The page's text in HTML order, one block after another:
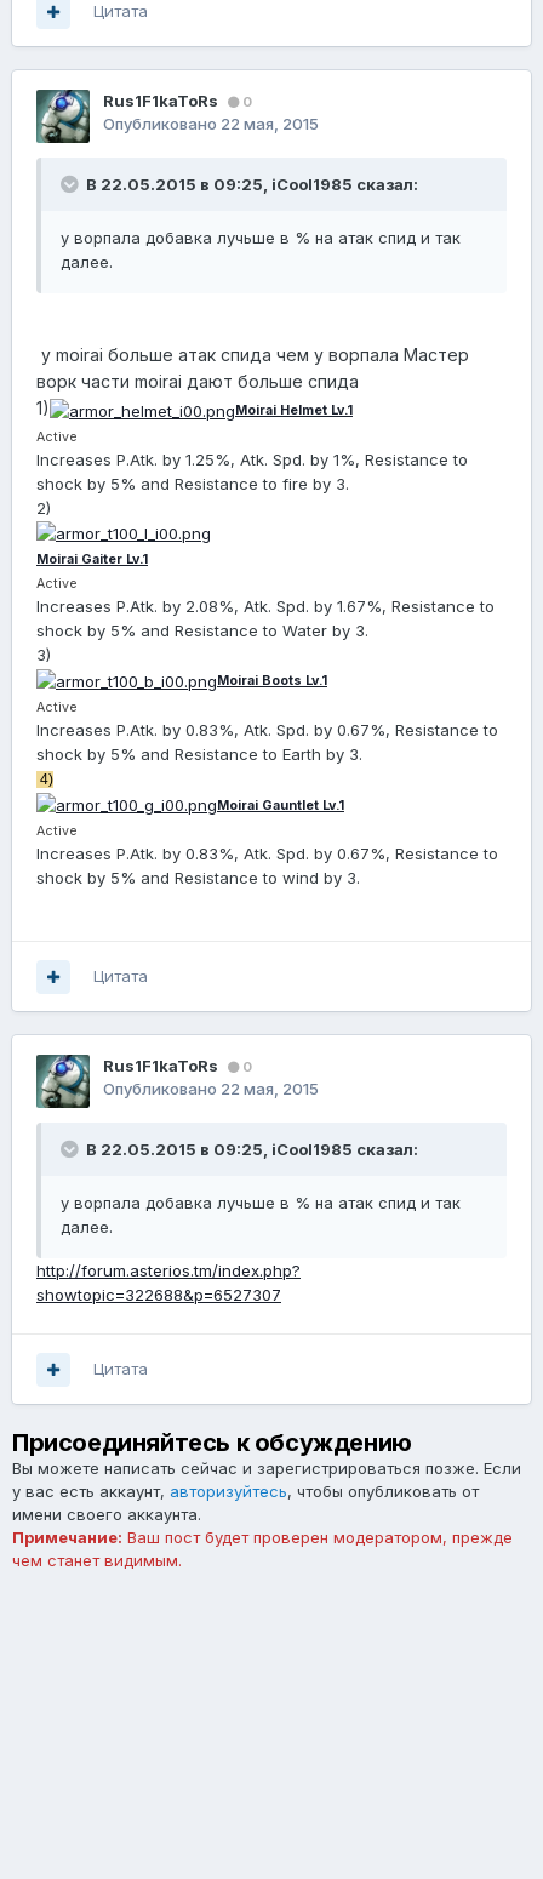
Цитата
Rus1F1kaToRs 0
Опубликовано 22 мая, 2015
В 22.05.2015 в 09:25, iCool1985 сказал:
у ворпала добавка лучьше в % на атак спид и так
далее.
у moirai больше атак спида чем у ворпала Мастер
ворк части moirai дают больше спида
1)
Moirai Helmet Lv.1
Active
Increases P.Atk. by 1.25%, Atk. Spd. by 1%, Resistance to
shock by 5% and Resistance to fire by 3.
2)
Moirai Gaiter Lv.1
Active
Increases P.Atk. by 2.08%, Atk. Spd. by 1.67%, Resistance to
shock by 5% and Resistance to Water by 3.
3)
Moirai Boots Lv.1
Active
Increases P.Atk. by 0.83%, Atk. Spd. by 0.67%, Resistance to
shock by 5% and Resistance to Earth by 3.
4)
Moirai Gauntlet Lv.1
Active
Increases P.Atk. by 0.83%, Atk. Spd. by 0.67%, Resistance to
shock by 5% and Resistance to wind by 3.
Цитата
Rus1F1kaToRs 0
Опубликовано 22 мая, 2015
В 22.05.2015 в 09:25, iCool1985 сказал:
у ворпала добавка лучьше в % на атак спид и так
далее.
http://forum.asterios.tm/index.php?
showtopic=322688&p=6527307
Цитата
Присоединяйтесь к обсуждению
Вы можете написать сейчас и зарегистрироваться позже. Если
у вас есть аккаунт, авторизуйтесь, чтобы опубликовать от
имени своего аккаунта.
Примечание: Ваш пост будет проверен модератором, прежде
чем станет видимым.